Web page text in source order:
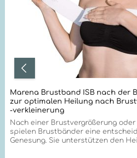
Marena Brustband ISB nach der
zur optimalen Heilung nach
-verkleinerung
Nach einer Brustvergrößerung
spielen Brustbänder eine
Genesung. Sie unterstützen den